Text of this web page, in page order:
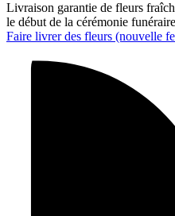
Livraison garantie de fleurs
le début de la cérémonie funéraire
Faire livrer des fleurs (nouvelle